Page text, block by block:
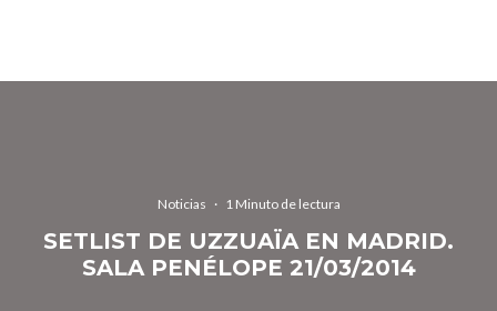
Noticias · 1 Minuto de lectura
SETLIST DE UZZUAÏA EN MADRID.
SALA PENÉLOPE 21/03/2014